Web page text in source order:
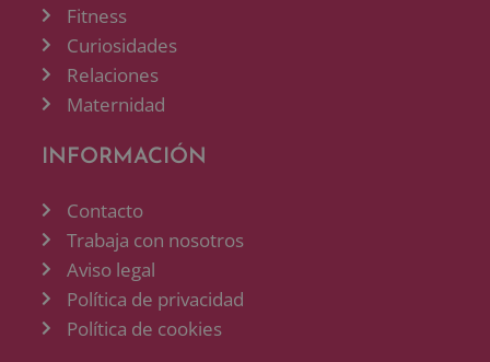
Fitness
Curiosidades
Relaciones
Maternidad
INFORMACIÓN
Contacto
Trabaja con nosotros
Aviso legal
Política de privacidad
Política de cookies